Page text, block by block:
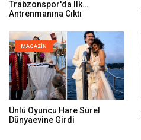
Trabzonspor'da Ilk
Antrenmanına Çıktı
MAGAZİN
Ünlü Oyuncu Hare Sürel
Dünyaevine Girdi